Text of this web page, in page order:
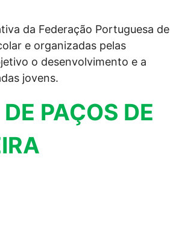
da Federação Portuguesa de
e organizadas pelas
o desenvolvimento e a
jovens.
PAÇOS DE